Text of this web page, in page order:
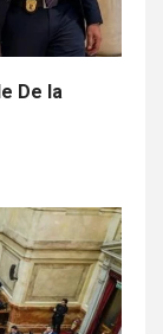
De la